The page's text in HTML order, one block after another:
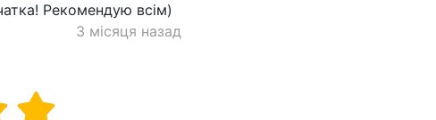
Рекомендую всім)
3 місяця назад